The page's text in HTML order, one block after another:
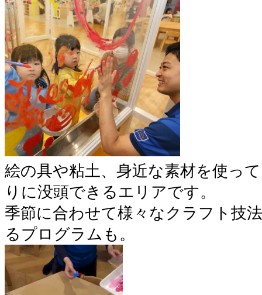
絵の具や粘土、身近な素材を使っ
りに没頭できるエリアです。
季節に合わせて様々なクラフト技
るプログラムも。